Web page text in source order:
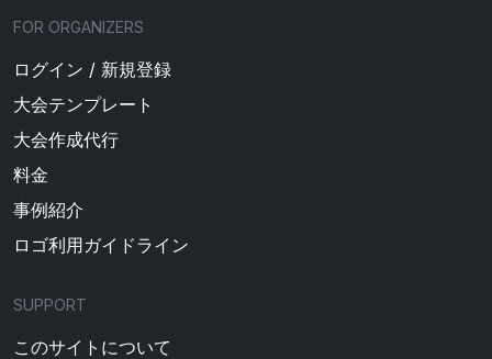
FOR ORGANIZERS
ログイン / 新規登録
大会テンプレート
大会作成代行
料金
事例紹介
ロゴ利用ガイドライン
SUPPORT
このサイトについて